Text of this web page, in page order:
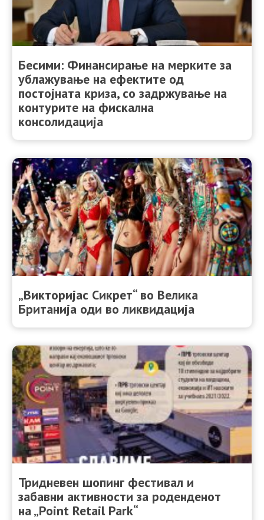
Бесими: Финансирање на мерките за
ублажување на ефектите од
постојната криза, сo задржување на
контурите на фискална
консолидација
„Викторијас Сикрет“ во Велика
Британија оди во ликвидација
Тридневен шопинг фестивал и
забавни активности за роденденот
на „Point Retail Park“